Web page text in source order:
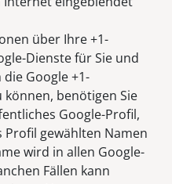
über Ihre +1-
Dienste für Sie und
Google +1-
können, benötigen Sie
Google-Profil,
gewählten Namen
wird in allen Google-
Fällen kann